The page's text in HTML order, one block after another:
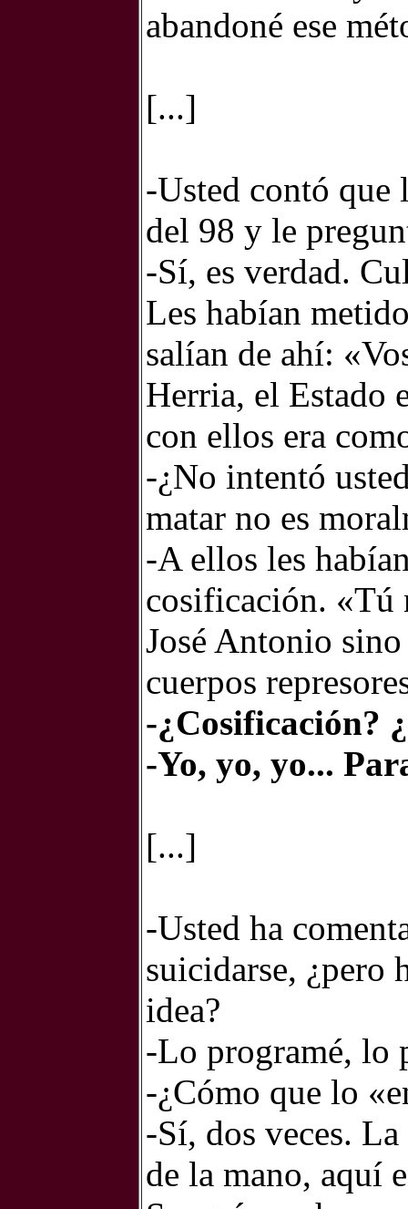
abandoné ese
[...]
-Usted contó que
del 98 y le
-Sí, es verdad.
Les habían
salían de ahí:
Herria, el Estado
con ellos era
-¿No intentó
matar no es
-A ellos les
cosificación. «Tú
José Antonio
cuerpos
-¿Cosificación?
-Yo, yo, yo...
[...]
-Usted ha
suicidarse, ¿pero
idea?
-Lo programé, lo
-¿Cómo que lo
-Sí, dos veces.
de la mano, aquí